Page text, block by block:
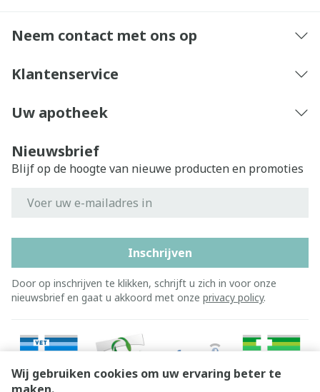
Wij gebruiken cookies om uw ervaring beter te
Neem contact met ons op
Klantenservice
Uw apotheek
Nieuwsbrief
Blijf op de hoogte van nieuwe producten en promoties
Inschrijven
Door op inschrijven te klikken, schrijft u zich in voor onze
nieuwsbrief en gaat u akkoord met onze privacy policy.